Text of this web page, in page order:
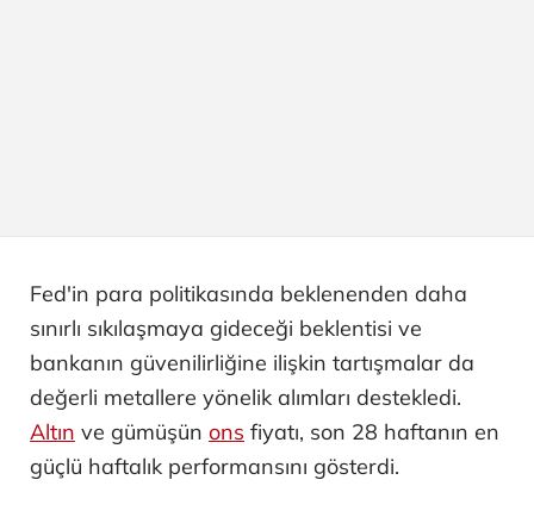
Fed'in para politikasında beklenenden daha
sınırlı sıkılaşmaya gideceği beklentisi ve
bankanın güvenilirliğine ilişkin tartışmalar da
değerli metallere yönelik alımları destekledi.
Altın ve gümüşün ons fiyatı, son 28 haftanın en
güçlü haftalık performansını gösterdi.